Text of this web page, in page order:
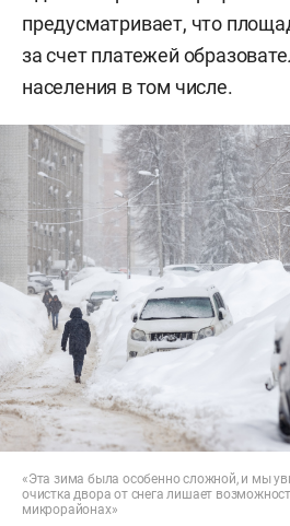
предусматривает, что
за счет платежей
населения в том числе.
«Эта зима была особенно сложной, и мы
очистка двора от снега лишает
микрорайонах»